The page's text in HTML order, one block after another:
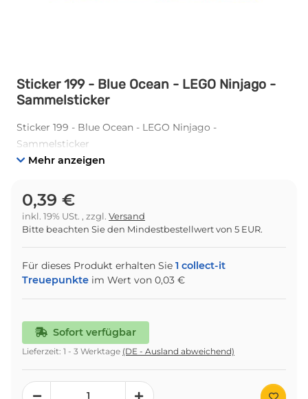
Sticker 199 - Blue Ocean - LEGO Ninjago -
Sammelsticker
Sticker 199 - Blue Ocean - LEGO Ninjago -
Sammelsticker
Mehr anzeigen
0,39 €
inkl. 19% USt. , zzgl. Versand
Bitte beachten Sie den Mindestbestellwert von 5 EUR.
Für dieses Produkt erhalten Sie 1 collect-it
Treuepunkte im Wert von 0,03 €
Sofort verfügbar
Lieferzeit: 1 - 3 Werktage (DE - Ausland abweichend)